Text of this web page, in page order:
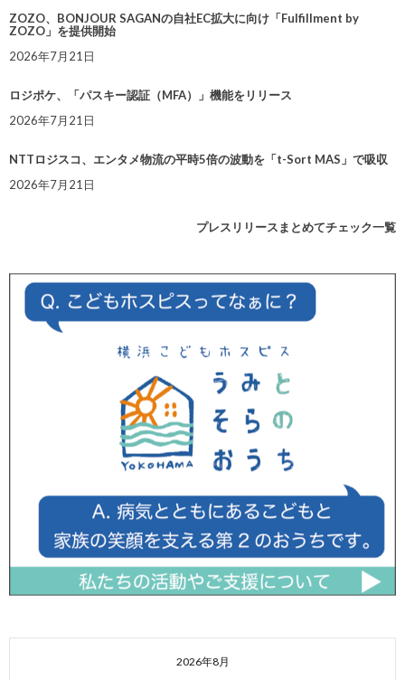
ZOZO、BONJOUR SAGANの自社EC拡大に向け「Fulfillment by
ZOZO」を提供開始
2026年7月21日
ロジポケ、「パスキー認証（MFA）」機能をリリース
2026年7月21日
NTTロジスコ、エンタメ物流の平時5倍の波動を「t-Sort MAS」で吸収
2026年7月21日
プレスリリースまとめてチェック一覧
2026年8月